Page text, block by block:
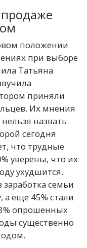
положении
при выборе
Татьяна
приняли
Их мнения
назвать
сегодня
что трудные
уверены, что их
ухудшится.
семьи
а еще 45% стали
опрошенных
существенно